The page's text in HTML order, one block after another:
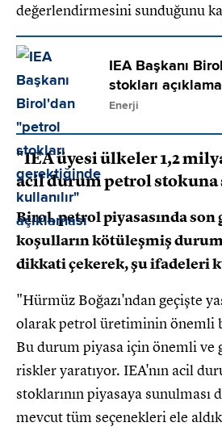
değerlendirmesini sunduğunu
IEA Başkanı
stokları
Enerji
"IEA üyesi ülkeler 1,2
acil durum petrol stokuna
Birol, petrol piyasasında son
koşulların kötüleşmiş
dikkati çekerek, şu ifadeleri
"Hürmüz Boğazı'ndan geçişte
olarak petrol üretiminin önemli
Bu durum piyasa için önemli ve
riskler yaratıyor. IEA'nın acil
stoklarının piyasaya sunulması
mevcut tüm seçenekleri ele